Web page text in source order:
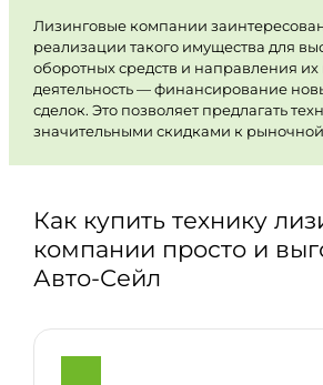
Лизинговые компании
реализации такого имущества для
оборотных средств и направления
деятельность — финансирование
сделок. Это позволяет предлагать
значительными скидками к рыночной
Как купить технику
компании просто и
Авто-Сейл